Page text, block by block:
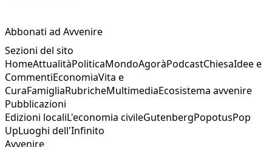
Abbonati ad Avvenire
Sezioni del sito
HomeAttualitàPoliticaMondoAgoràPodcastChiesaIdee e
CommentiEconomiaVita e
CuraFamigliaRubricheMultimediaEcosistema avvenire
Pubblicazioni
Edizioni localiL'economia civileGutenbergPopotusPop
UpLuoghi dell'Infinito
Avvenire